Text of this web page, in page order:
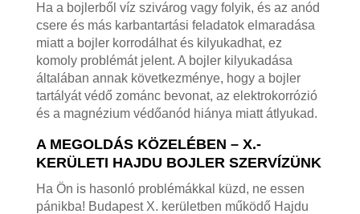
Ha a bojlerből víz szivárog vagy folyik, és az anód
csere és más karbantartási feladatok elmaradása
miatt a bojler korrodálhat és kilyukadhat, ez
komoly problémát jelent. A bojler kilyukadása
általában annak következménye, hogy a bojler
tartályát védő zománc bevonat, az elektrokorrózió
és a magnézium védőanód hiánya miatt átlyukad.
A MEGOLDÁS KÖZELÉBEN – X.-
KERÜLETI HAJDU BOJLER SZERVÍZÜNK
Ha Ön is hasonló problémákkal küzd, ne essen
pánikba! Budapest X. kerületben működő Hajdu